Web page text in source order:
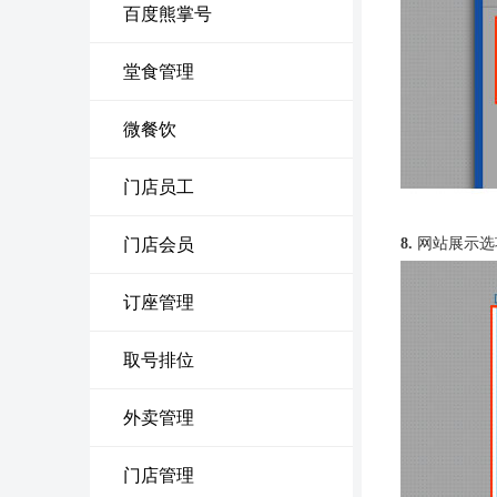
百度熊掌号
堂食管理
微餐饮
门店员工
门店会员
订座管理
取号排位
外卖管理
门店管理
8. 网站展示